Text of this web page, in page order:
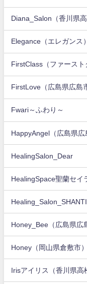
Diana_Salon（香川県高
Elegance（エレガンス
FirstClass（ファースト
FirstLove（広島県広島
Fwari～ふわり～
HappyAngel（広島県広
HealingSalon_Dear
HealingSpace聖蘭セイ
Honey_Bee（広島県広
Honey（岡山県倉敷市）
Irisアイリス（香川県高